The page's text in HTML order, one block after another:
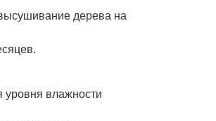
дерева на
уровня влажности